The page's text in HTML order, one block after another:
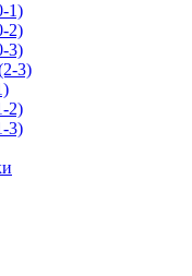
1)
2)
3)
3)
2)
3)